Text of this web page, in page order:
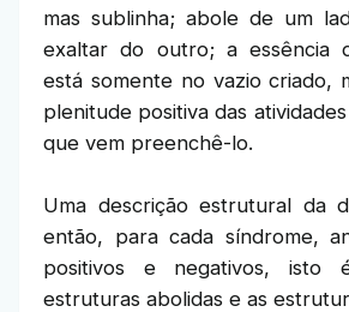
mas sublinha; abole de um
exaltar do outro; a essência
está somente no vazio criado,
plenitude positiva das
que vem preenchê-lo.
Uma descrição estrutural da
então, para cada síndrome,
positivos e negativos, isto
estruturas abolidas e as